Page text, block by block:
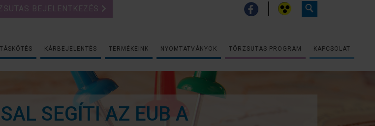
BEJELENTKEZÉS
KÁRBEJELENTÉS TERMÉKEINK NYOMTATVÁNYOK TÖRZSUTAS-PROGRAM KAPCSOLAT
SEGÍTI AZ EUB A